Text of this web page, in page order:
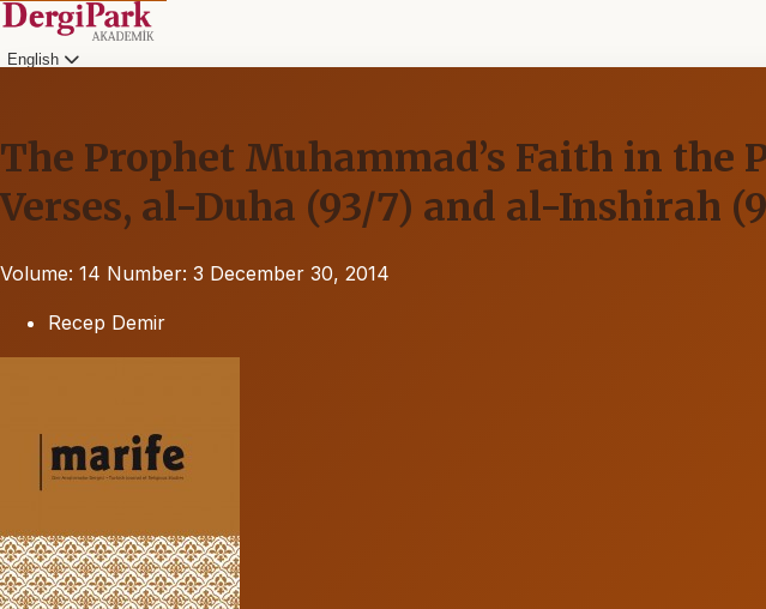
English
The Prophet Muhammad’s Faith in
Verses, al-Duha (93/7) and al-Inshirah
Volume: 14 Number: 3 December 30, 2014
Recep Demir